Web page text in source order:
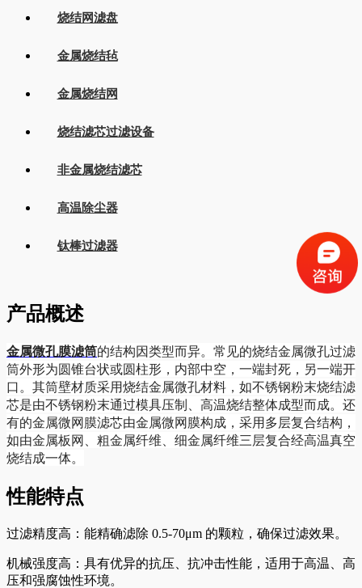
烧结网滤盘
金属烧结毡
金属烧结网
烧结滤芯过滤设备
非金属烧结滤芯
高温除尘器
钛棒过滤器
产品概述
金属微孔膜滤筒的结构因类型而异。常见的烧结金属微孔过滤
筒外形为圆锥台状或圆柱形，内部中空，一端封死，另一端开
口。其筒壁材质采用烧结金属微孔材料，如不锈钢粉末烧结滤
芯是由不锈钢粉末通过模具压制、高温烧结整体成型而成。还
有的金属微网膜滤芯由金属微网膜构成，采用多层复合结构，
如由金属板网、粗金属纤维、细金属纤维三层复合经高温真空
烧结成一体。
性能特点
过滤精度高：能精确滤除 0.5-70μm 的颗粒，确保过滤效果。
机械强度高：具有优异的抗压、抗冲击性能，适用于高温、高
压和强腐蚀性环境。